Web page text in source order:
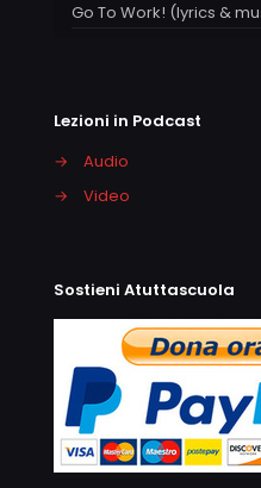
Go To Work! (lyrics &
Lezioni in Podcast
→
Audio
→
Video
Sostieni Atuttascuola